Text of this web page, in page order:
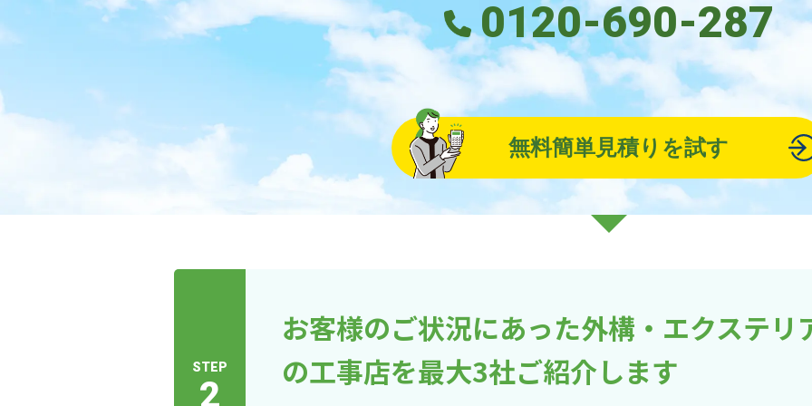
0120-690-287
無料簡単見積りを試す
STEP
2
お客様のご状況にあった外構・エクステリ
の工事店を最大3社ご紹介します